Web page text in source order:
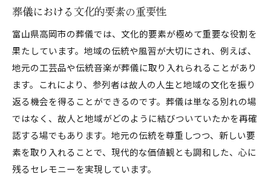
地域文化が華やぐ感動的なひととき
伝統に根ざした心温まる場面
故人を偲ぶ心が生む感動
地域の風習が彩る葬儀の風景
文化が息づく葬儀の瞬間を体験する
葬儀における文化的要素の重要性
富山県高岡市の葬儀では、文化的要素が極めて重要な役割を
果たしています。地域の伝統や風習が大切にされ、例えば、
地元の工芸品や伝統音楽が葬儀に取り入れられることがあり
ます。これにより、参列者は故人の人生と地域の文化を振り
返る機会を得ることができるのです。葬儀は単なる別れの場
ではなく、故人と地域がどのように結びついていたかを再確
認する場でもあります。地元の伝統を尊重しつつ、新しい要
素を取り入れることで、現代的な価値観とも調和した、心に
残るセレモニーを実現しています。